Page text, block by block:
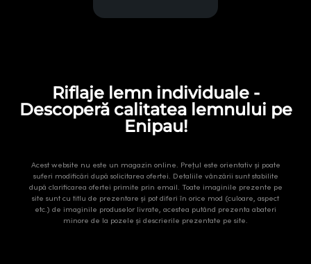
Riflaje lemn individuale -
Descoperă calitatea lemnului pe
Enipau!
Acest website nu este un magazin online. Prețul este orientativ și poate
suferi modificări după solicitarea ofertei. Detaliile vânzării sunt stabilite
după clarificarea ofertei primite prin email. Toate imaginile prezente pe
site sunt cu titlu de prezentare și pot diferi în orice mod (culoare, aspect
etc.) de imaginile produselor livrate, acestea putând prezenta abateri
minore de la pozele și descrierile prezentate pe site.